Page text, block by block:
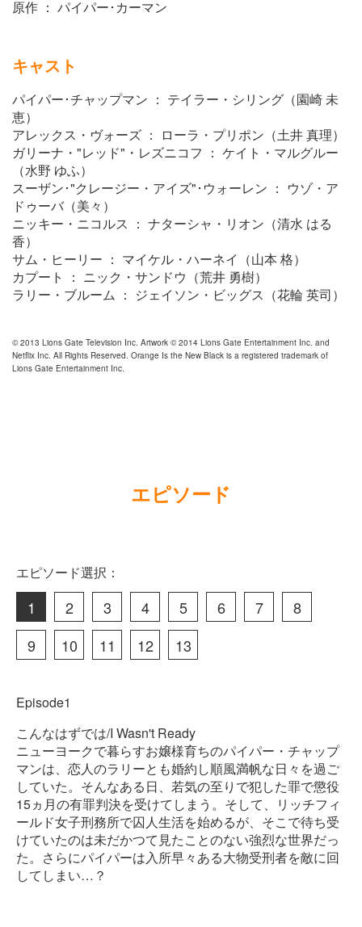
原作 ： パイパー･カーマン
キャスト
パイパー･チャップマン ： テイラー・シリング（園崎 未
恵）
アレックス・ヴォーズ ： ローラ・プリポン（土井 真理）
ガリーナ・"レッド"・レズニコフ ： ケイト・マルグルー
（水野 ゆふ）
スーザン･"クレージー・アイズ"･ウォーレン ： ウゾ・ア
ドゥーバ（美々）
ニッキー・ニコルス ： ナターシャ・リオン（清水 はる
香）
サム・ヒーリー ： マイケル・ハーネイ（山本 格）
カプート ： ニック・サンドウ（荒井 勇樹）
ラリー・ブルーム ： ジェイソン・ビッグス（花輪 英司）
© 2013 Lions Gate Television Inc. Artwork © 2014 Lions Gate Entertainment Inc. and
Netflix Inc. All Rights Reserved. Orange Is the New Black is a registered trademark of
Lions Gate Entertainment Inc.
エピソード
エピソード選択：
1 2 3 4 5 6 7
8
9
10 11 12 13
Episode1
こんなはずでは/I Wasn't Ready
ニューヨークで暮らすお嬢様育ちのパイパー・チャップ
マンは、恋人のラリーとも婚約し順風満帆な日々を過ご
していた。そんなある日、若気の至りで犯した罪で懲役
15ヵ月の有罪判決を受けてしまう。そして、リッチフィ
ールド女子刑務所で囚人生活を始めるが、そこで待ち受
けていたのは未だかつて見たことのない強烈な世界だっ
た。さらにパイパーは入所早々ある大物受刑者を敵に回
してしまい…？